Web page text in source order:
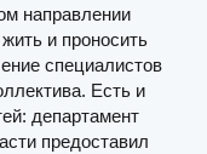
направлении
и проносить
специалистов
Есть и
департамент
предоставил